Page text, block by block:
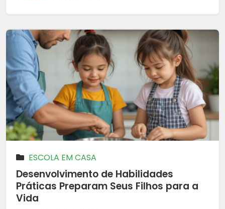
ESCOLA EM CASA
Desenvolvimento de Habilidades
Práticas Preparam Seus Filhos para a
Vida